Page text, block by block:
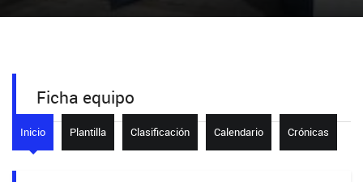
Ficha equipo
Inicio Plantilla Clasificación Calendario Crónicas